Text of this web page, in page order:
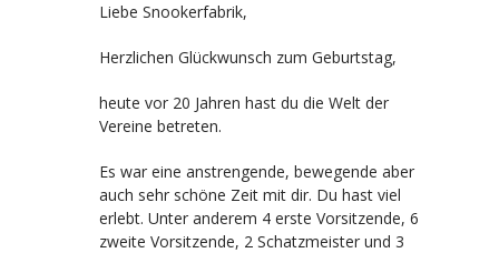
Liebe Snookerfabrik,
Herzlichen Glückwunsch zum Geburtstag,
heute vor 20 Jahren hast du die Welt der
Vereine betreten.
Es war eine anstrengende, bewegende aber
auch sehr schöne Zeit mit dir. Du hast viel
erlebt. Unter anderem 4 erste Vorsitzende, 6
zweite Vorsitzende, 2 Schatzmeister und 3